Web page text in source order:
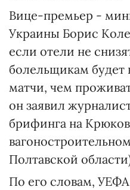
Вице-премьер -
Украины Борис
если отели не
болельщикам будет
матчи, чем
он заявил
брифинга на
Полтавской
По его словам, УЕФА